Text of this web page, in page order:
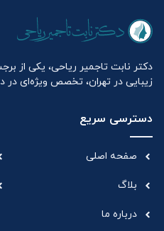
دکتر نابت تاجمیر ریاحی، یکی از
زیبایی در تهران، تخصص ویژه‌ای
دسترسی سریع
صفحه اصلی
بلاگ
درباره ما